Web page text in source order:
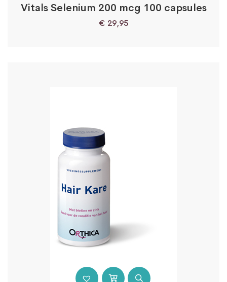
Vitals Selenium 200 mcg 100 capsules
€ 29,95